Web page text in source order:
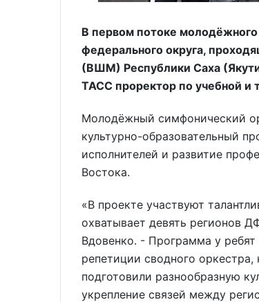
В первом потоке
федерального округа,
(ВШМ) Республики Саха
ТАСС проректор по учебной и
Молодёжный симфонический
культурно-образовательный
исполнителей и развитие
Востока.
«В проекте участвуют
охватывает девять регионов
Вдовенко. - Программа у
репетиции сводного
подготовили разнообразную
укрепление связей между